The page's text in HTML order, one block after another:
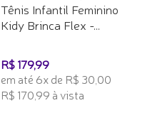
Tênis Infantil Feminino
Kidy Brinca Flex -...
R$ 179,99
em até 6x de R$ 30,00
R$ 170,99 à vista